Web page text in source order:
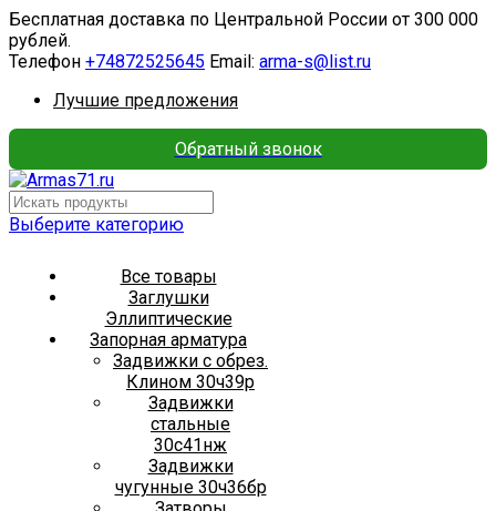
Бесплатная доставка по Центральной России от 300 000
рублей.
Телефон +74872525645 Email: arma-s@list.ru
Лучшие предложения
Обратный звонок
Выберите категорию
Все товары
Заглушки
Эллиптические
Запорная арматура
Задвижки с обрез.
Клином 30ч39р
Задвижки
стальные
30с41нж
Задвижки
чугунные 30ч36бр